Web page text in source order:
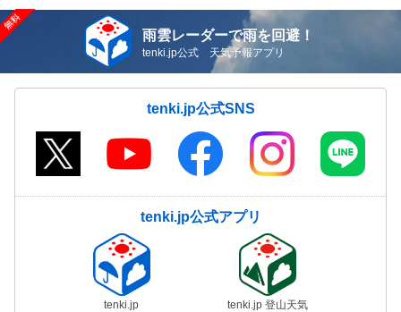
雨雲レーダーで雨を回避！
tenki.jp公式 天気予報アプリ
tenki.jp公式SNS
tenki.jp公式アプリ
tenki.jp tenki.jp 登山天気